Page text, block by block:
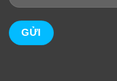
dễ dàng
– Chức năng mới tiện